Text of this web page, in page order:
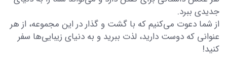
جدیدی ببرد.
از شما دعوت می‌کنیم که با گشت و گذار در این مجموعه، از هر
عنوانی که دوست دارید، لذت ببرید و به دنیای زیبایی‌ها سفر
کنید!